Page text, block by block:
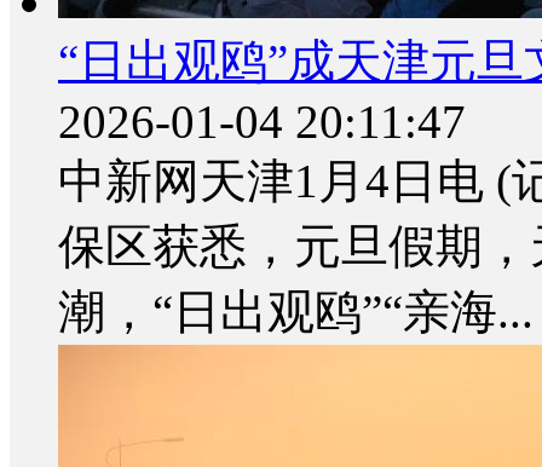
“日出观鸥”成天津元
2026-01-04 20:11:47
中新网天津1月4日电 (
保区获悉，元旦假期
潮，“日出观鸥”“亲海...